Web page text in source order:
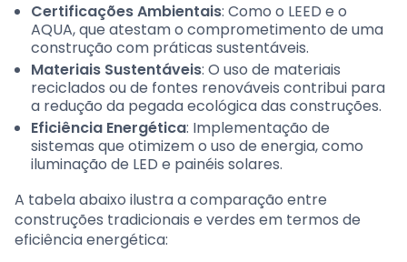
Certificações Ambientais: Como o LEED e o
AQUA, que atestam o comprometimento de uma
construção com práticas sustentáveis.
Materiais Sustentáveis: O uso de materiais
reciclados ou de fontes renováveis contribui para
a redução da pegada ecológica das construções.
Eficiência Energética: Implementação de
sistemas que otimizem o uso de energia, como
iluminação de LED e painéis solares.
A tabela abaixo ilustra a comparação entre
construções tradicionais e verdes em termos de
eficiência energética: